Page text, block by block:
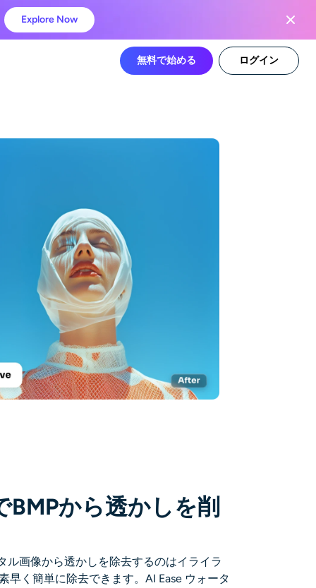
Explore Now
無料で始める ログイン
から透かしを削
ル画像から透かしを除去するのはイライラ
早く簡単に除去できます。AI Ease ウォータ